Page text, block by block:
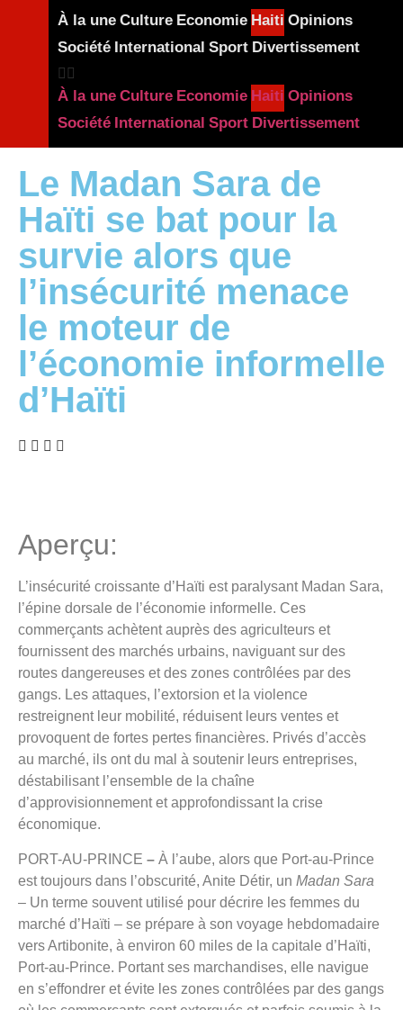
À la une Culture Economie Haiti Opinions
Société International Sport Divertissement
À la une Culture Economie Haiti Opinions
Société International Sport Divertissement
Le Madan Sara de
Haïti se bat pour la
survie alors que
l’insécurité menace
le moteur de
l’économie informelle
d’Haïti
Aperçu:
L’insécurité croissante d’Haïti est paralysant Madan Sara,
l’épine dorsale de l’économie informelle. Ces
commerçants achètent auprès des agriculteurs et
fournissent des marchés urbains, naviguant sur des
routes dangereuses et des zones contrôlées par des
gangs. Les attaques, l’extorsion et la violence
restreignent leur mobilité, réduisent leurs ventes et
provoquent de fortes pertes financières. Privés d’accès
au marché, ils ont du mal à soutenir leurs entreprises,
déstabilisant l’ensemble de la chaîne
d’approvisionnement et approfondissant la crise
économique.
PORT-AU-PRINCE – À l’aube, alors que Port-au-Prince
est toujours dans l’obscurité, Anite Détir, un Madan Sara
– Un terme souvent utilisé pour décrire les femmes du
marché d’Haïti – se prépare à son voyage hebdomadaire
vers Artibonite, à environ 60 miles de la capitale d’Haïti,
Port-au-Prince. Portant ses marchandises, elle navigue
en s’effondrer et évite les zones contrôlées par des gangs